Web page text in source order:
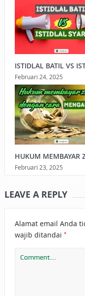
ISTIDLAL BATIL VS
Februari 24, 2025
HUKUM MEMBAYAR
Februari 23, 2025
LEAVE A REPLY
Alamat email Anda
wajib ditandai *